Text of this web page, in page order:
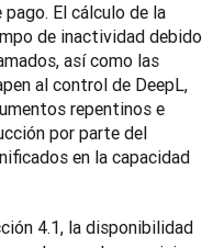
El cálculo de la
de inactividad debido
así como las
al control de DeepL,
repentinos e
por parte del
en la capacidad
4.1, la disponibilidad